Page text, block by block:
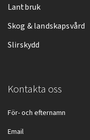
Lantbruk
Skog & landskapsvård
Slirskydd
Kontakta oss